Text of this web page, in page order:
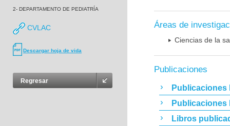
2- DEPARTAMENTO DE PEDIATRÍA
CVLAC
Descargar hoja de vida
Regresar
Áreas de
Ciencias de la
Publicaciones
Publicaciones
Publicaciones
Libros